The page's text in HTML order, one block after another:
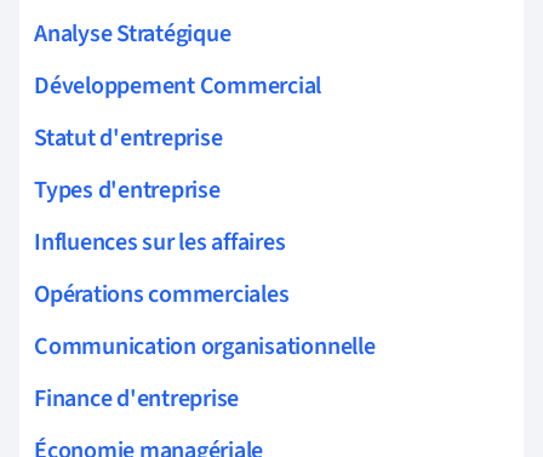
Analyse Stratégique
Développement Commercial
Statut d'entreprise
Types d'entreprise
Influences sur les affaires
Opérations commerciales
Communication organisationnelle
Finance d'entreprise